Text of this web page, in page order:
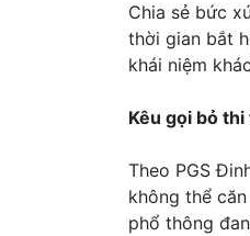
Chia sẻ bức
thời gian bắt
khái niệm
Kêu gọi bỏ
Theo PGS
không thể
phổ thông